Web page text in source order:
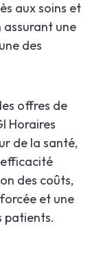
aux soins et
assurant une
des
offres de
Horaires
de la santé,
des coûts,
et une
patients.